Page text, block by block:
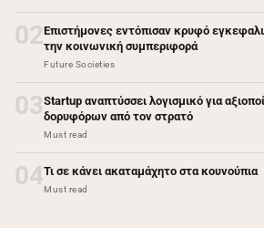
02Επιστήμονες εντόπισαν κρυφό
την κοινωνική συμπεριφορά
Future Societies
03Startup αναπτύσσει λογισμικό για
δορυφόρων από τον στρατό
Must read
04Τι σε κάνει ακαταμάχητο στα κουνούπια
Must read